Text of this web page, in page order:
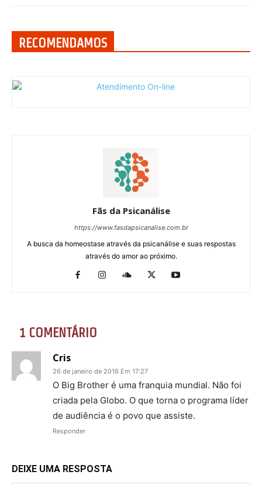
RECOMENDAMOS
Fãs da Psicanálise
https://www.fasdapsicanalise.com.br
A busca da homeostase através da psicanálise e suas respostas
através do amor ao próximo.
1 COMENTÁRIO
Cris
26 de janeiro de 2016 Em 17:27
O Big Brother é uma franquia mundial. Não foi
criada pela Globo. O que torna o programa líder
de audiência é o povo que assiste.
Responder
DEIXE UMA RESPOSTA